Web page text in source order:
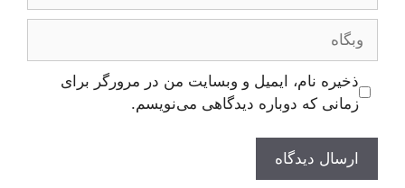
وبگاه
ذخیره نام، ایمیل و وبسایت من در مرورگر برای
زمانی که دوباره دیدگاهی می‌نویسم.